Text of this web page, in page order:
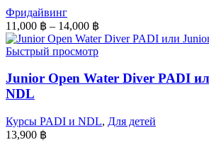
Фридайвинг
11,000 ฿ – 14,000 ฿
Быстрый просмотр
Junior Open Water Diver PADI
NDL
Курсы PADI и NDL, Для детей
13,900 ฿